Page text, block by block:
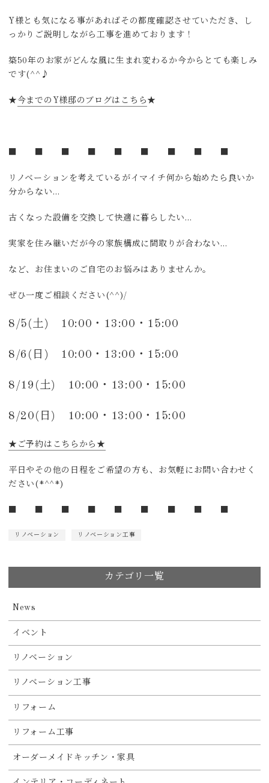
Y様とも気になる事があればその都度確認させていただき、し
っかりご説明しながら工事を進めております！
築50年のお家がどんな風に生まれ変わるか今からとても楽しみ
です(^^♪
★今までのY様邸のブログはこちら ★
リノベーションを考えているがイマイチ何から始めたら良いか
分からない…
古くなった設備を交換して快適に暮らしたい…
実家を住み継いだが今の家族構成に間取りが合わない…
など、お住まいのご自宅のお悩みはありませんか。
ぜひ一度ご相談ください(^^)/
8 /5 (土) 10:00・13:00・15:00
8 /6 (日) 10:00・13:00・15:00
8/19(土) 10:00・13:00・15:00
8/20(日) 10:00・13:00・15:00
★ご予約はこちらから★
平日やその他の日程をご希望の方も、お気軽にお問い合わせく
ださい(*^^*)
リノベーション リノベーション工事
カテゴリ一覧
News
イベント
リノベーション
リノベーション工事
リフォーム
リフォーム工事
オーダーメイドキッチン・家具